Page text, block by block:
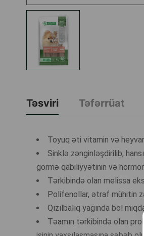
Təsviri Təfərrüat
Toyuq əti vitamin və
Sinklə zənginləşdirilib,
görmə qabiliyyətinin və
Tərkibində olan melissa
Polifenollar, ətraf mühitin
Qızılbalıq yağında bol
Təamın tərkibində olan